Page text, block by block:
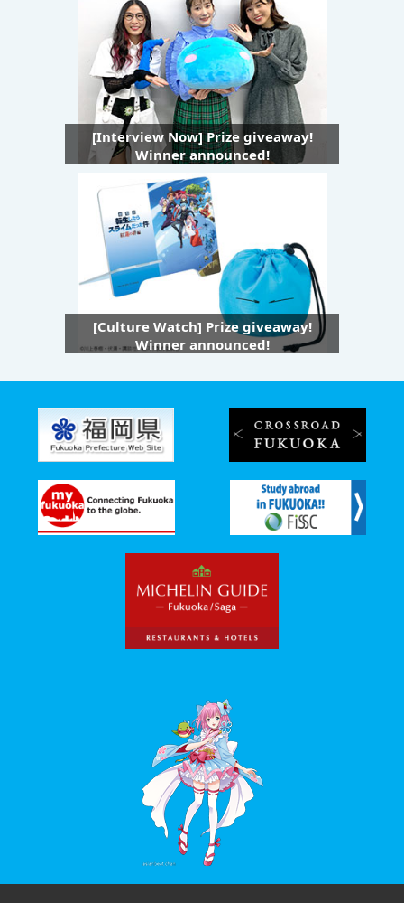
[Interview Now] Prize giveaway!
Winner announced!
[Culture Watch] Prize giveaway!
Winner announced!